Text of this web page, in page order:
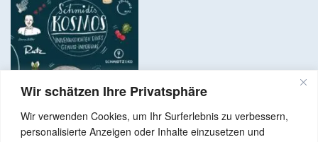
Wir schätzen Ihre Privatsphäre
Wir verwenden Cookies, um Ihr Surferlebnis zu verbessern,
personalisierte Anzeigen oder Inhalte einzusetzen und